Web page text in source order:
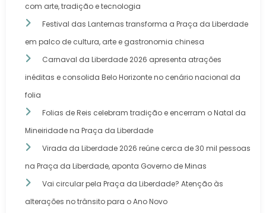
com arte, tradição e tecnologia
Festival das Lanternas transforma a Praça da Liberdade
em palco de cultura, arte e gastronomia chinesa
Carnaval da Liberdade 2026 apresenta atrações
inéditas e consolida Belo Horizonte no cenário nacional da
folia
Folias de Reis celebram tradição e encerram o Natal da
Mineiridade na Praça da Liberdade
Virada da Liberdade 2026 reúne cerca de 30 mil pessoas
na Praça da Liberdade, aponta Governo de Minas
Vai circular pela Praça da Liberdade? Atenção às
alterações no trânsito para o Ano Novo